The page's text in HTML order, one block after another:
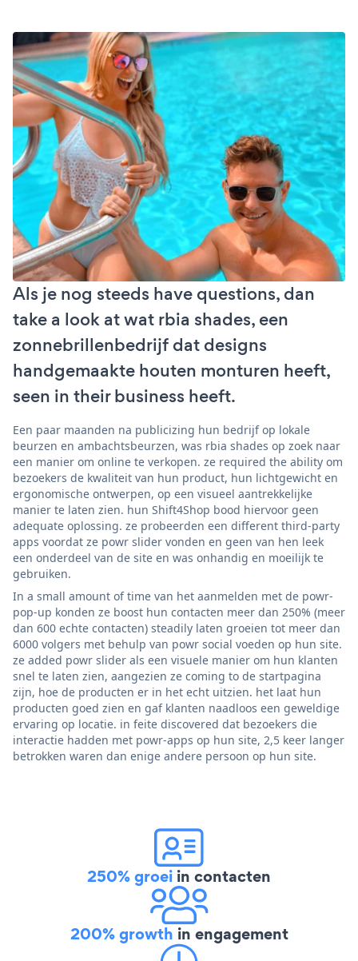
Als je nog steeds have questions, dan
take a look at wat rbia shades, een
zonnebrillenbedrijf dat designs
handgemaakte houten monturen heeft,
seen in their business heeft.
Een paar maanden na publicizing hun bedrijf op lokale
beurzen en ambachtsbeurzen, was rbia shades op zoek naar
een manier om online te verkopen. ze required the ability om
bezoekers de kwaliteit van hun product, hun lichtgewicht en
ergonomische ontwerpen, op een visueel aantrekkelijke
manier te laten zien. hun Shift4Shop bood hiervoor geen
adequate oplossing. ze probeerden een different third-party
apps voordat ze powr slider vonden en geen van hen leek
een onderdeel van de site en was onhandig en moeilijk te
gebruiken.
In a small amount of time van het aanmelden met de powr-
pop-up konden ze boost hun contacten meer dan 250% (meer
dan 600 echte contacten) steadily laten groeien tot meer dan
6000 volgers met behulp van powr social voeden op hun site.
ze added powr slider als een visuele manier om hun klanten
snel te laten zien, aangezien ze coming to de startpagina
zijn, hoe de producten er in het echt uitzien. het laat hun
producten goed zien en gaf klanten naadloos een geweldige
ervaring op locatie. in feite discovered dat bezoekers die
interactie hadden met powr-apps op hun site, 2,5 keer langer
betrokken waren dan enige andere persoon op hun site.
250% groei in contacten
200% growth in engagement